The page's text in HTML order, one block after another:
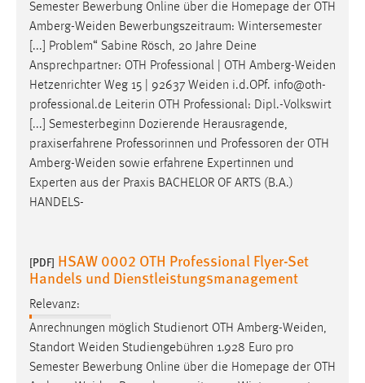
Semester Bewerbung Online über die Homepage der OTH
Amberg-Weiden Bewerbungszeitraum: Wintersemester
[...] Problem“ Sabine Rösch, 20 Jahre Deine
Ansprechpartner: OTH Professional | OTH Amberg-Weiden
Hetzenrichter Weg 15 | 92637 Weiden i.d.OPf. info@oth-
professional.de Leiterin OTH Professional: Dipl.-Volkswirt
[...] Semesterbeginn Dozierende Herausragende,
praxiserfahrene Professorinnen und Professoren der OTH
Amberg-Weiden sowie erfahrene Expertinnen und
Experten aus der Praxis BACHELOR OF ARTS (B.A.)
HANDELS-
[PDF] HSAW 0002 OTH Professional Flyer-Set
Handels und Dienstleistungsmanagement
Relevanz:
Anrechnungen möglich Studienort OTH Amberg-Weiden,
Standort Weiden Studiengebühren 1.928 Euro pro
Semester Bewerbung Online über die Homepage der OTH
Zweck:
Conversion-Tracking
Cookie Laufzeit:
3 Monate
Facebook Pixel
Name:
_fbp
Anbieter:
Zweck:
Conversion-Tracking
Cookie Laufzeit:
3 Monate